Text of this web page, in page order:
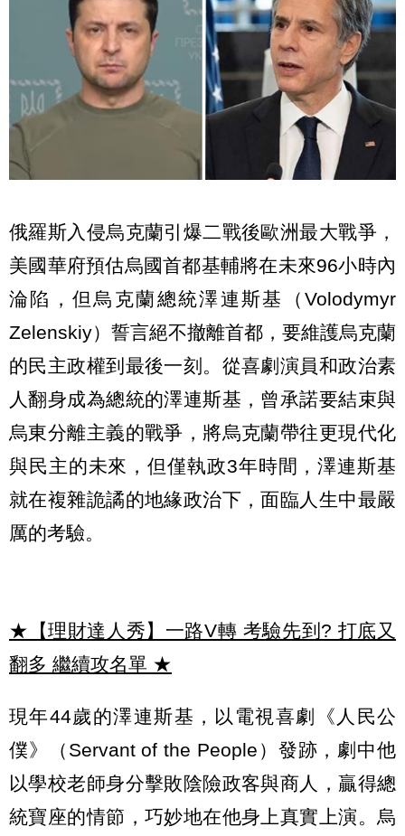
俄羅斯入侵烏克蘭引爆二戰後歐洲最大戰爭，
美國華府預估烏國首都基輔將在未來96小時內
淪陷，但烏克蘭總統澤連斯基（Volodymyr
Zelenskiy）誓言絕不撤離首都，要維護烏克蘭
的民主政權到最後一刻。從喜劇演員和政治素
人翻身成為總統的澤連斯基，曾承諾要結束與
烏東分離主義的戰爭，將烏克蘭帶往更現代化
與民主的未來，但僅執政3年時間，澤連斯基
就在複雜詭譎的地緣政治下，面臨人生中最嚴
厲的考驗。
★【理財達人秀】一路V轉 考驗先到? 打底又
翻多 繼續攻名單 ★
現年44歲的澤連斯基，以電視喜劇《人民公
僕》（Servant of the People）發跡，劇中他
以學校老師身分擊敗陰險政客與商人，贏得總
統寶座的情節，巧妙地在他身上真實上演。烏